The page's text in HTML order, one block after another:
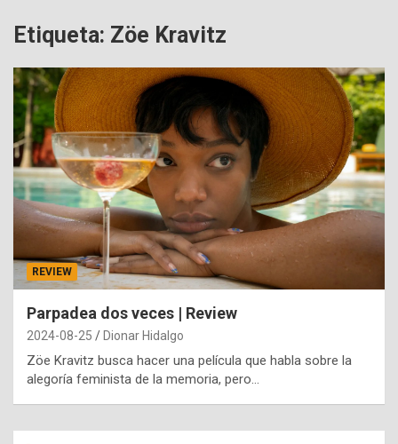
Etiqueta: Zöe Kravitz
REVIEW
Parpadea dos veces | Review
2024-08-25 Dionar Hidalgo
Zöe Kravitz busca hacer una película que habla sobre la
alegoría feminista de la memoria, pero…